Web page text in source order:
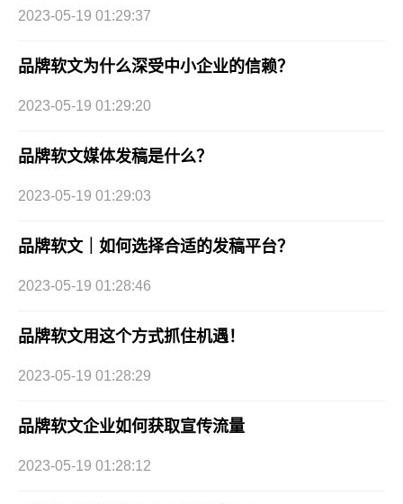
2023-05-19 01:29:37
品牌软文为什么深受中小企业的信赖？
2023-05-19 01:29:20
品牌软文媒体发稿是什么？
2023-05-19 01:29:03
品牌软文｜如何选择合适的发稿平台？
2023-05-19 01:28:46
品牌软文用这个方式抓住机遇！
2023-05-19 01:28:29
品牌软文企业如何获取宣传流量
2023-05-19 01:28:12